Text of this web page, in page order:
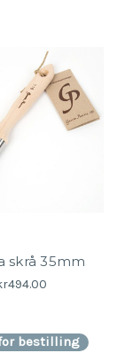
skrå 35mm
bestilling